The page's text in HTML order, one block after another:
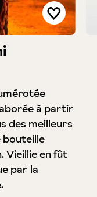
à partir
des meilleurs
bouteille
Vieillie en fût
par la